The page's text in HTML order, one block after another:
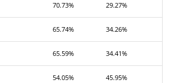
70.73% 29.27%
65.74% 34.26%
65.59% 34.41%
54.05% 45.95%